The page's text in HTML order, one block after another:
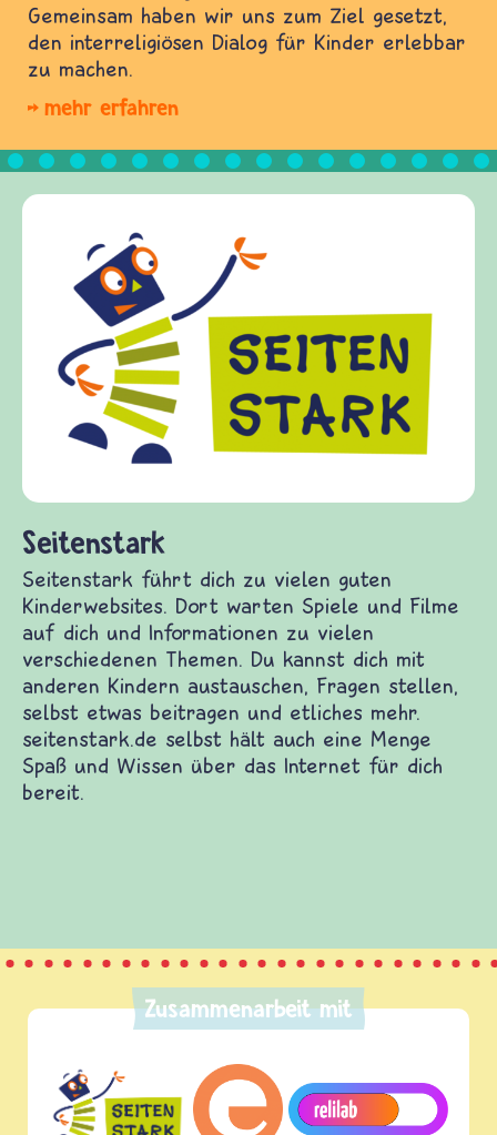
Gemeinsam haben wir uns zum Ziel gesetzt,
den interreligiösen Dialog für Kinder erlebbar
zu machen.
mehr erfahren
führt dich zu vielen guten Kinderwebsites.
Spiele und Filme auf dich und Informationen
Themen. Du kannst dich mit
austauschen, Fragen stellen, selbst etwas
etliches mehr. seitenstark.de selbst hält auch
Spaß und Wissen über das Internet für dich
frieden-
Kinder, Eltern
Fragen von
Gewalt
diesem
fragen.de
und Frieden,
Zusammenarbeit mit